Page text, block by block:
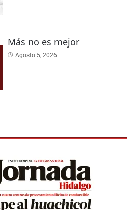
Más no es mejor
Agosto 5, 2026